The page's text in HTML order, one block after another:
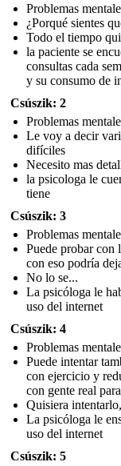
Problemas
¿Porqué sientes
Todo el tiempo
la paciente se
consultas cada
y su consumo de
Csúszik: 2
Problemas
Le voy a decir
difíciles
Necesito mas
la psicologa le
tiene
Csúszik: 3
Problemas
Puede probar
con eso podría
No lo se...
La psicóloga le
uso del internet
Csúszik: 4
Problemas
Puede intentar
con ejercicio y
con gente real
Quisiera
La psicóloga le
uso del internet
Csúszik: 5